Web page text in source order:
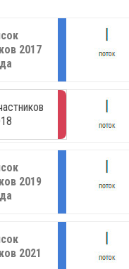
2017
2019
2021